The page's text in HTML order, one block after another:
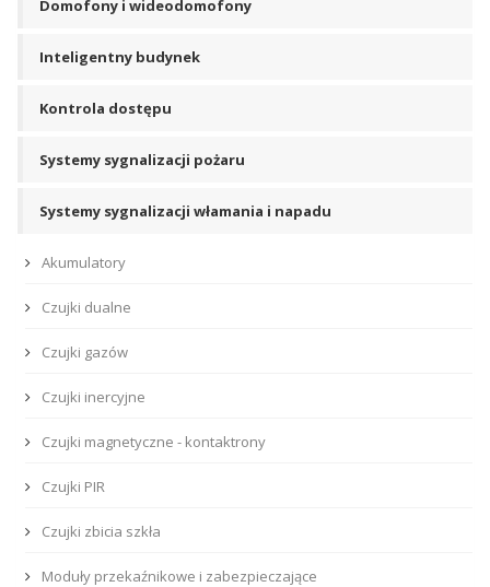
Domofony i wideodomofony
Inteligentny budynek
Kontrola dostępu
Systemy sygnalizacji pożaru
Systemy sygnalizacji włamania i napadu
Akumulatory
Czujki dualne
Czujki gazów
Czujki inercyjne
Czujki magnetyczne - kontaktrony
Czujki PIR
Czujki zbicia szkła
Moduły przekaźnikowe i zabezpieczające